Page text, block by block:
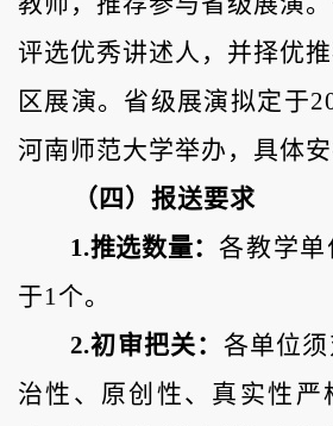
评选优秀讲述人，并择优
区展演。省级展演拟定于
河南师范大学举办，具体安
（四） 报送要求
1.推选数量：各教学单
于1个。
2.初审把关： 各单位
治性、原创性、真实性严